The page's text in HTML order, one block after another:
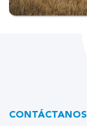
CONTÁCTANOS